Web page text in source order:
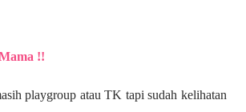
!!
playgroup atau TK tapi sudah kelihatan